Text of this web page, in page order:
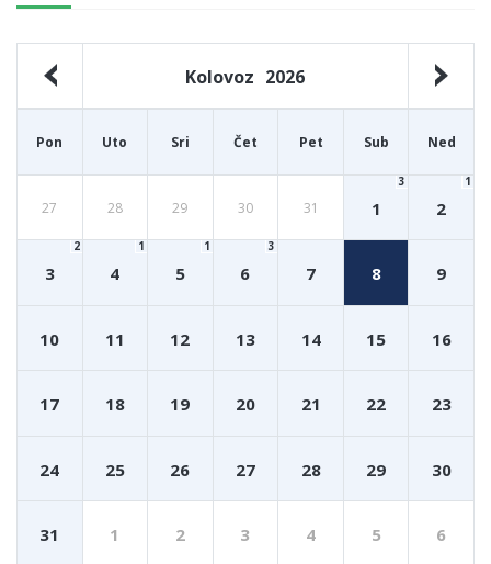
Kolovoz 2026
Pon Uto Sri Čet Pet Sub Ned
27 28 29 30 31 1
3
2
1
3
2
4
1
5
1
6
3
7 8 9
10 11 12 13 14 15 16
17 18 19 20 21 22 23
24 25 26 27 28 29 30
31 1 2 3 4 5 6